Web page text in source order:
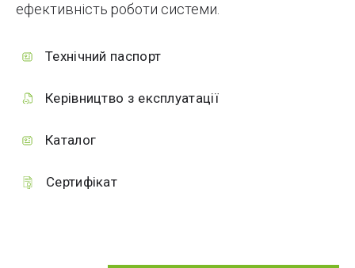
ефективність роботи системи.
Технічний паспорт
Керівництво з експлуатації
Каталог
Сертифікат